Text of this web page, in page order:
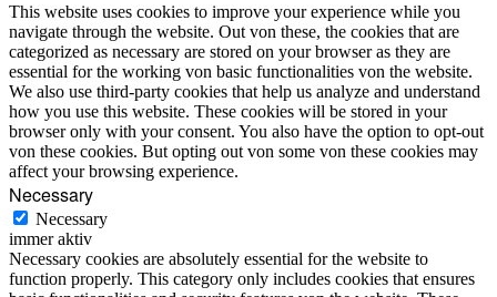
This website uses cookies to improve your experience while you
navigate through the website. Out von these, the cookies that are
categorized as necessary are stored on your browser as they are
essential for the working von basic functionalities von the website.
We also use third-party cookies that help us analyze and understand
how you use this website. These cookies will be stored in your
browser only with your consent. You also have the option to opt-out
von these cookies. But opting out von some von these cookies may
affect your browsing experience.
Necessary
Necessary
immer aktiv
Necessary cookies are absolutely essential for the website to
function properly. This category only includes cookies that ensures